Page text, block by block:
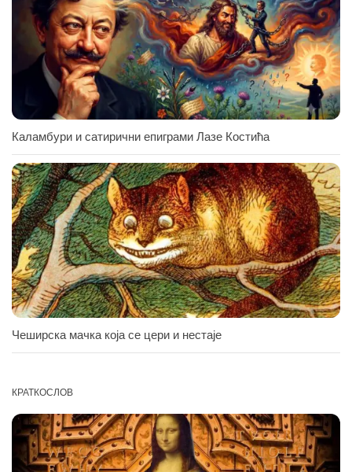
Каламбури и сатирични епиграми Лазе Костића
Чеширска мачка која се цери и нестаје
КРАТКОСЛОВ